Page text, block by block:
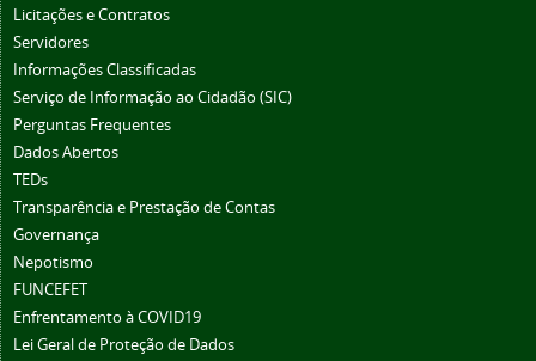
Licitações e Contratos
Servidores
Informações Classificadas
Serviço de Informação ao Cidadão (SIC)
Perguntas Frequentes
Dados Abertos
TEDs
Transparência e Prestação de Contas
Governança
Nepotismo
FUNCEFET
Enfrentamento à COVID19
Lei Geral de Proteção de Dados